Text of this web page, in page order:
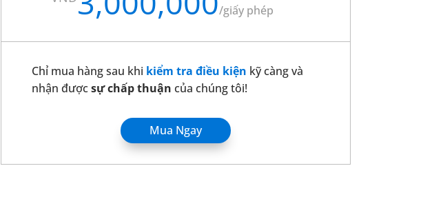
/giấy phép
Chỉ mua hàng sau khi kiểm tra điều kiện kỹ càng và
nhận đượcsự chấp thuận của chúng tôi!
Mua Ngay